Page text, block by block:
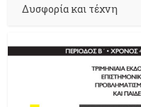
Δυσφορία και τέχνη